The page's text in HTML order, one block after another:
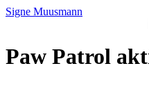
Signe Muusmann
Paw Patrol